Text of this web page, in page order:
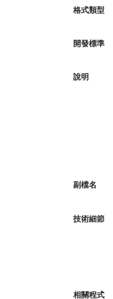
格式類型
開發標準
說明
副檔名
技術細節
相關程式